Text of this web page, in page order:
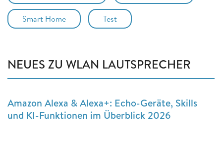
Smart Home Test
NEUES ZU WLAN LAUTSPRECHER
Amazon Alexa & Alexa+: Echo-Geräte, Skills
und KI-Funktionen im Überblick 2026